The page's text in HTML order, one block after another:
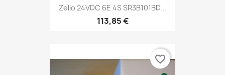
Zelio 24VDC 6E 4S SR3B101BD...
113,85 €
favorite_border